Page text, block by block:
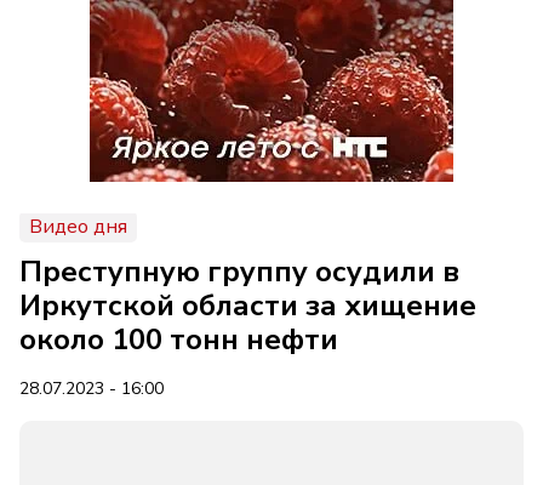
Видео дня
Преступную группу осудили в
Иркутской области за хищение
около 100 тонн нефти
28.07.2023 - 16:00